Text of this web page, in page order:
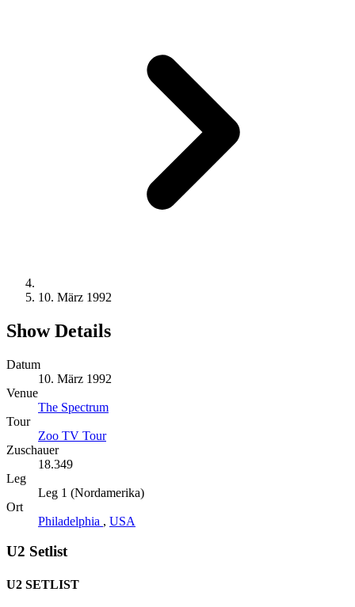
10. März 1992
Show Details
Datum
10. März 1992
Venue
The Spectrum
Tour
Zoo TV Tour
Zuschauer
18.349
Leg
Leg 1 (Nordamerika)
Ort
Philadelphia , USA
U2 Setlist
U2 SETLIST